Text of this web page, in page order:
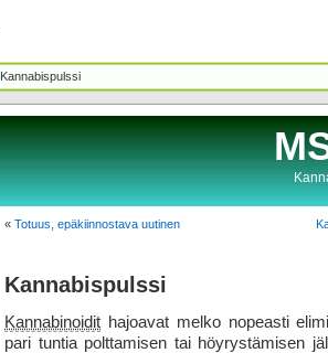
Kannabispulssi
« Totuus, epäkiinnostava uutinen
Kannabispulssi
Kannabinoidit hajoavat melko nopeasti
pari tuntia polttamisen tai höyrystämisen